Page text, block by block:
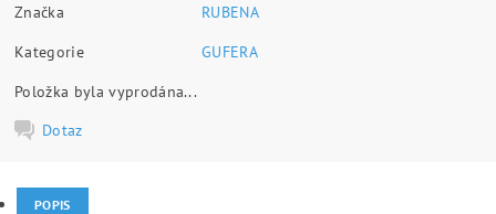
Značka
RUBENA
Kategorie
GUFERA
Položka byla vyprodána...
Dotaz
POPIS